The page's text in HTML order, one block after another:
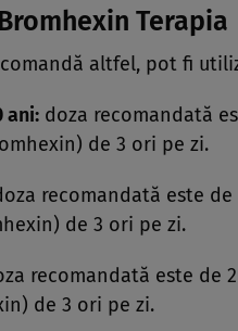
Terapia
altfel, pot fi
ani: doza recomandată
de 3 ori pe zi.
recomandată este
de 3 ori pe zi.
recomandată este de
de 3 ori pe zi.